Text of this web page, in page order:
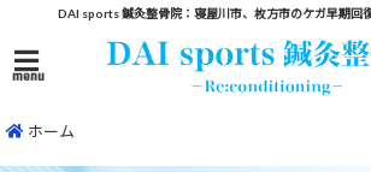
DAI sports 鍼灸整骨院：寝屋川市、枚方市のケガ早期回
menu
ホーム